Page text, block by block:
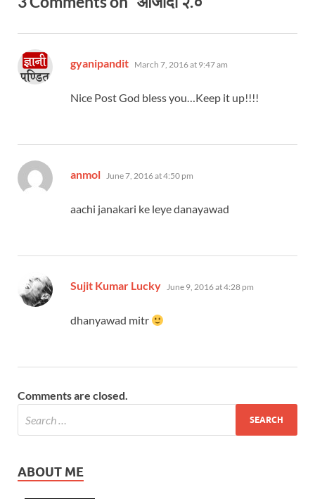
gyanipandit says:
March 7, 2016 at 9:47 am
Nice Post God bless you…Keep it up!!!!
anmol says:
June 7, 2016 at 4:50 pm
aachi janakari ke leye danayawad
Sujit Kumar Lucky says:
June 9, 2016 at 4:28 pm
dhanyawad mitr
Comments are closed.
ABOUT ME